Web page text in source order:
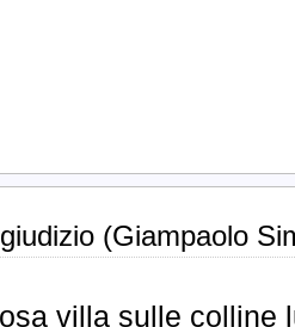
(Giampaolo
villa sulle colline